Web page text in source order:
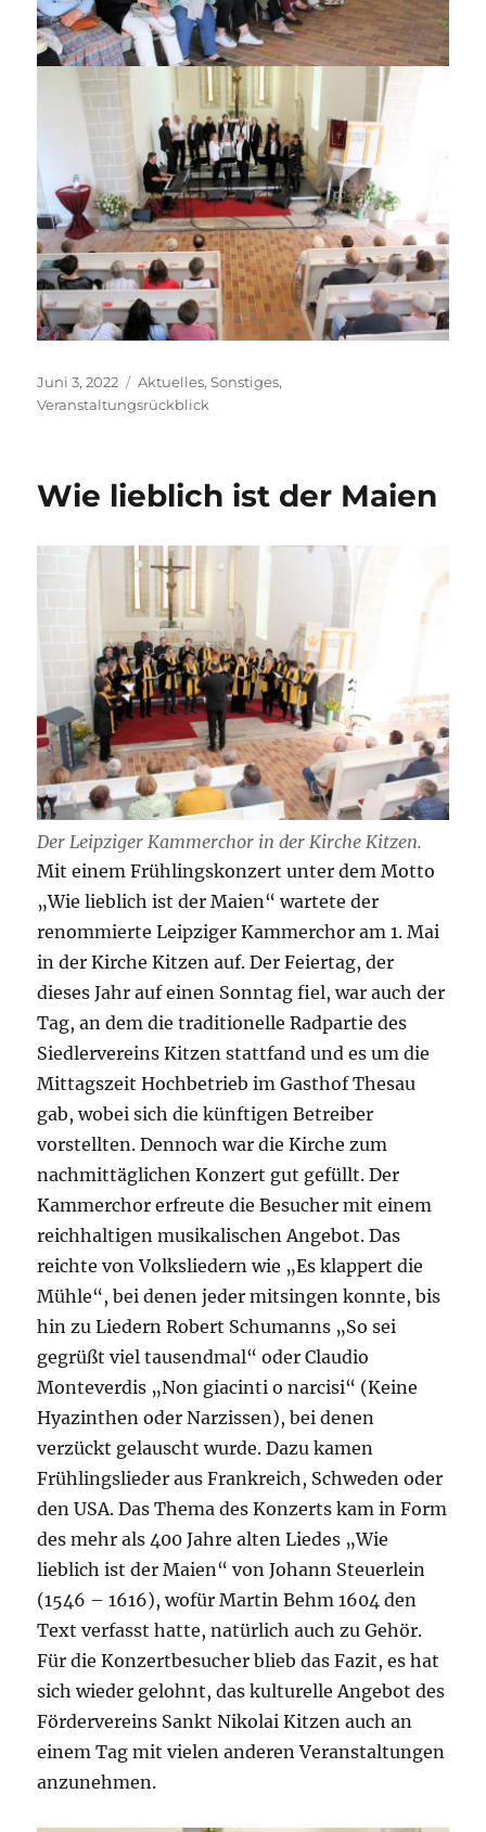
Veröffentlicht
am
Juni 3, 2022 Kategorien
Aktuelles,Sonstiges,
Veranstaltungsrückblick
Wie lieblich ist der Maien
Der Leipziger Kammerchor in der Kirche Kitzen.
Mit einem Frühlingskonzert unter dem Motto
„Wie lieblich ist der Maien“ wartete der
renommierte Leipziger Kammerchor am 1. Mai
in der Kirche Kitzen auf. Der Feiertag, der
dieses Jahr auf einen Sonntag fiel, war auch der
Tag, an dem die traditionelle Radpartie des
Siedlervereins Kitzen stattfand und es um die
Mittagszeit Hochbetrieb im Gasthof Thesau
gab, wobei sich die künftigen Betreiber
vorstellten. Dennoch war die Kirche zum
nachmittäglichen Konzert gut gefüllt. Der
Kammerchor erfreute die Besucher mit einem
reichhaltigen musikalischen Angebot. Das
reichte von Volksliedern wie „Es klappert die
Mühle“, bei denen jeder mitsingen konnte, bis
hin zu Liedern Robert Schumanns „So sei
gegrüßt viel tausendmal“ oder Claudio
Monteverdis „Non giacinti o narcisi“ (Keine
Hyazinthen oder Narzissen), bei denen
verzückt gelauscht wurde. Dazu kamen
Frühlingslieder aus Frankreich, Schweden oder
den USA. Das Thema des Konzerts kam in Form
des mehr als 400 Jahre alten Liedes „Wie
lieblich ist der Maien“ von Johann Steuerlein
(1546 – 1616), wofür Martin Behm 1604 den
Text verfasst hatte, natürlich auch zu Gehör.
Für die Konzertbesucher blieb das Fazit, es hat
sich wieder gelohnt, das kulturelle Angebot des
Fördervereins Sankt Nikolai Kitzen auch an
einem Tag mit vielen anderen Veranstaltungen
anzunehmen.